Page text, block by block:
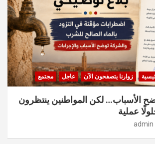
زوارنا يتصفحون الآن عاجل مجتمع
الأسباب… لكن المواطنين ينتظرون
عملية
admin